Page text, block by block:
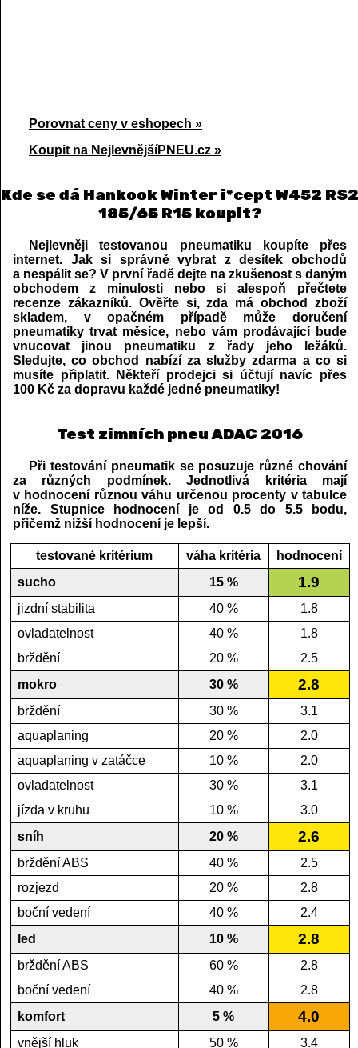
Porovnat ceny v eshopech »
Koupit na NejlevnějšíPNEU.cz »
Kde se dá Hankook Winter i*cept W452 RS2
185/65 R15 koupit?
Nejlevněji testovanou pneumatiku koupíte přes
internet. Jak si správně vybrat z desítek obchodů
a nespálit se? V první řadě dejte na zkušenost s daným
obchodem z minulosti nebo si alespoň přečtete
recenze zákazníků. Ověřte si, zda má obchod zboží
skladem, v opačném případě může doručení
pneumatiky trvat měsíce, nebo vám prodávající bude
vnucovat jinou pneumatiku z řady jeho ležáků.
Sledujte, co obchod nabízí za služby zdarma a co si
musíte připlatit. Někteří prodejci si účtují navíc přes
100 Kč za dopravu každé jedné pneumatiky!
Test zimních pneu ADAC 2016
Při testování pneumatik se posuzuje různé chování
za různých podmínek. Jednotlivá kritéria mají
v hodnocení různou váhu určenou procenty v tabulce
níže. Stupnice hodnocení je od 0.5 do 5.5 bodu,
přičemž nižší hodnocení je lepší.
testované kritérium váha kritéria
hodnocení
sucho
15 % 1.9
jizdní stabilita 40 %
1.8
ovladatelnost
40 %
1.8
brždění
20 %
2.5
mokro
30 % 2.8
brždění 30 %
3.1
aquaplaning
20 %
2.0
aquaplaning v zatáčce
10 %
2.0
ovladatelnost
30 %
3.1
jízda v kruhu
10 %
3.0
sníh
20 % 2.6
brždění ABS 40 %
2.5
rozjezd
20 %
2.8
boční vedení
40 %
2.4
led
10 % 2.8
brždění ABS 60 %
2.8
boční vedení
40 %
2.8
komfort
5 % 4.0
vnější hluk 50 % 3.4